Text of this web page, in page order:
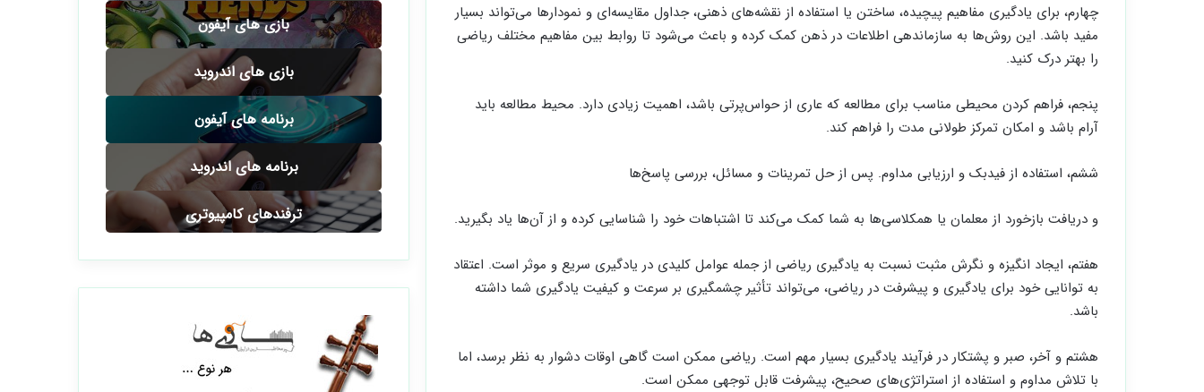
چهارم، برای یادگیری مفاهیم پیچیده، ساختن یا استفاده از نقشه‌های ذهنی، جداول مقایسه‌ای و نمودارها می‌تواند بسیار
مفید باشد. این روش‌ها به سازماندهی اطلاعات در ذهن کمک کرده و باعث می‌شود تا روابط بین مفاهیم مختلف ریاضی
را بهتر درک کنید.
پنجم، فراهم کردن محیطی مناسب برای مطالعه که عاری از حواس‌پرتی باشد، اهمیت زیادی دارد. محیط مطالعه باید
آرام باشد و امکان تمرکز طولانی مدت را فراهم کند.
ششم، استفاده از فیدبک و ارزیابی مداوم. پس از حل تمرینات و مسائل، بررسی پاسخ‌ها
و دریافت بازخورد از معلمان یا همکلاسی‌ها به شما کمک می‌کند تا اشتباهات خود را شناسایی کرده و از آن‌ها یاد بگیرید.
هفتم، ایجاد انگیزه و نگرش مثبت نسبت به یادگیری ریاضی از جمله عوامل کلیدی در یادگیری سریع و موثر است. اعتقاد
به توانایی خود برای یادگیری و پیشرفت در ریاضی، می‌تواند تأثیر چشمگیری بر سرعت و کیفیت یادگیری شما داشته
باشد.
هشتم و آخر، صبر و پشتکار در فرآیند یادگیری بسیار مهم است. ریاضی ممکن است گاهی اوقات دشوار به نظر برسد، اما
با تلاش مداوم و استفاده از استراتژی‌های صحیح، پیشرفت قابل توجهی ممکن است.
بازی های آیفون
بازی های اندروید
برنامه های آیفون
برنامه های اندروید
ترفندهای کامپیوتری